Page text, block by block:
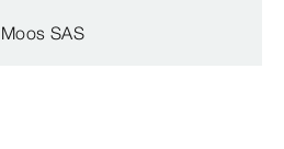
Moos SAS